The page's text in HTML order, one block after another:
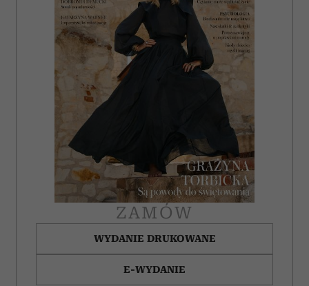
ZAMÓW
WYDANIE DRUKOWANE
E-WYDANIE